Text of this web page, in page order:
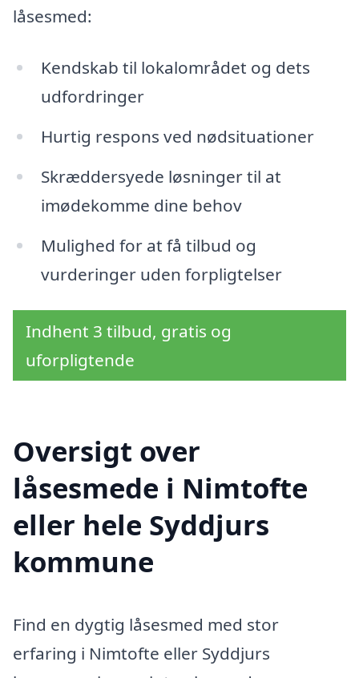
låsesmed:
Kendskab til lokalområdet og dets
udfordringer
Hurtig respons ved nødsituationer
Skræddersyede løsninger til at
imødekomme dine behov
Mulighed for at få tilbud og
vurderinger uden forpligtelser
Indhent 3 tilbud, gratis og
uforpligtende
Oversigt over
låsesmede i Nimtofte
eller hele Syddjurs
kommune
Find en dygtig låsesmed med stor
erfaring i Nimtofte eller Syddjurs